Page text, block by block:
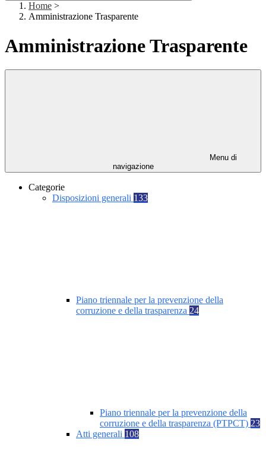
Home >
Amministrazione Trasparente
Amministrazione Trasparente
Menu di
navigazione
Categorie
Disposizioni generali 133
Piano triennale per la prevenzione della
corruzione e della trasparenza 24
Piano triennale per la prevenzione della
corruzione e della trasparenza (PTPCT) 23
Atti generali 108